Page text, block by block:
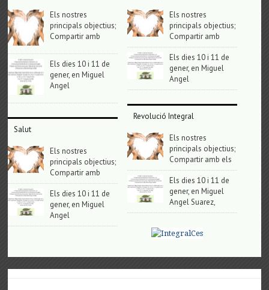
Els nostres
principals objectius;
Compartir amb
Els dies 10 i 11 de
gener, en Miguel
Angel
Salut
Els nostres
principals objectius;
Compartir amb
Els dies 10 i 11 de
gener, en Miguel
Angel
Els nostres
principals objectius;
Compartir amb
Els dies 10 i 11 de
gener, en Miguel
Angel
Revolució Integral
Els nostres
principals objectius;
Compartir amb els
Els dies 10 i 11 de
gener, en Miguel
Angel Suarez,